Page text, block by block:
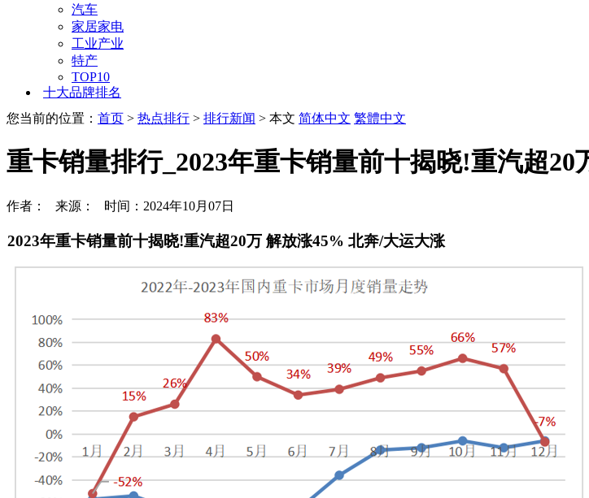
汽车
家居家电
工业产业
特产
TOP10
十大品牌排名
您当前的位置： 首页 > 热点排行 > 排行新闻 > 本文 简体中文 繁體中文
重卡销量排行_2023年重卡销量前十揭晓!重汽超
作者： 来源： 时间：2024年10月07日
2023年重卡销量前十揭晓!重汽超20万 解放涨45% 北奔/大运大涨